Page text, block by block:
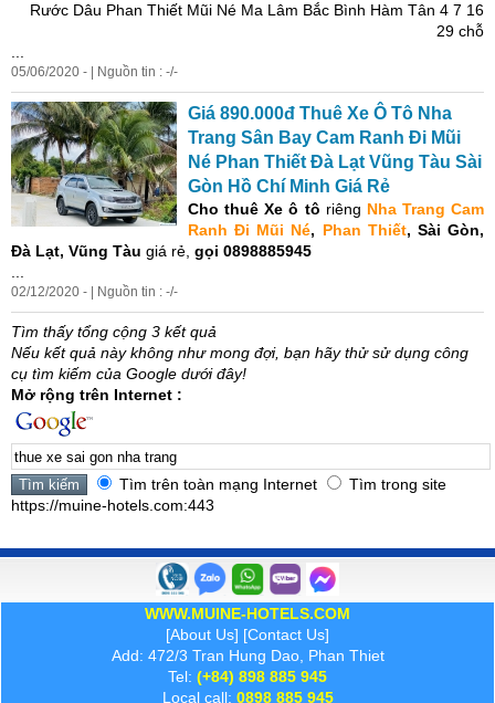
Rước Dâu Phan Thiết Mũi Né Ma Lâm Bắc Bình Hàm Tân 4 7 16
29 chỗ
05/06/2020 - | Nguồn tin : -/-
Giá 890.000đ Thuê Xe Ô Tô Nha
Trang Sân Bay Cam Ranh Đi Mũi
Né Phan Thiết Đà Lạt Vũng Tàu Sài
Gòn Hồ Chí Minh Giá Rẻ
Cho thuêXe ô tô riêng Nha Trang Cam
Ranh Đi Mũi Né, Phan Thiết, Sài Gòn,
Đà Lạt, Vũng Tàu giá rẻ, gọi 0898885945
02/12/2020 - | Nguồn tin : -/-
Tìm thấy tổng cộng 3 kết quả
Nếu kết quả này không như mong đợi, bạn hãy thử sử dụng công
cụ tìm kiếm của Google dưới đây!
Mở rộng trên Internet :
Tìm trên toàn mạng Internet
Tìm trong site
https://muine-hotels.com:443
WWW.MUINE-HOTELS.COM
[About Us] [Contact Us]
Add: 472/3 Tran Hung Dao, Phan Thiet
Tel: (+84) 898 885 945
Local call: 0898 885 945